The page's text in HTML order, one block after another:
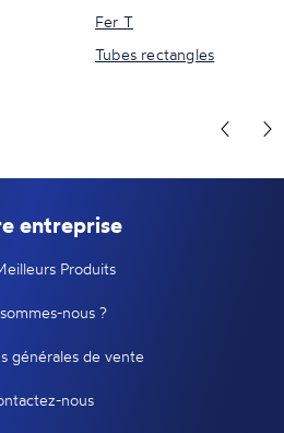
Fer T
Tubes rectangles
entreprise
Produits
nous ?
générales de vente
nous